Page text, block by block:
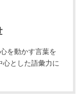
を動かす言葉を
心とした語彙力に